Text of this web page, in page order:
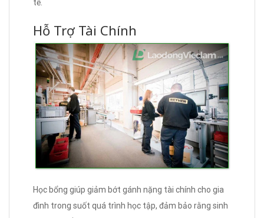
tế.
Hỗ Trợ Tài Chính
Học bổng giúp giảm bớt gánh nặng tài chính cho gia
đình trong suốt quá trình học tập, đảm bảo rằng sinh